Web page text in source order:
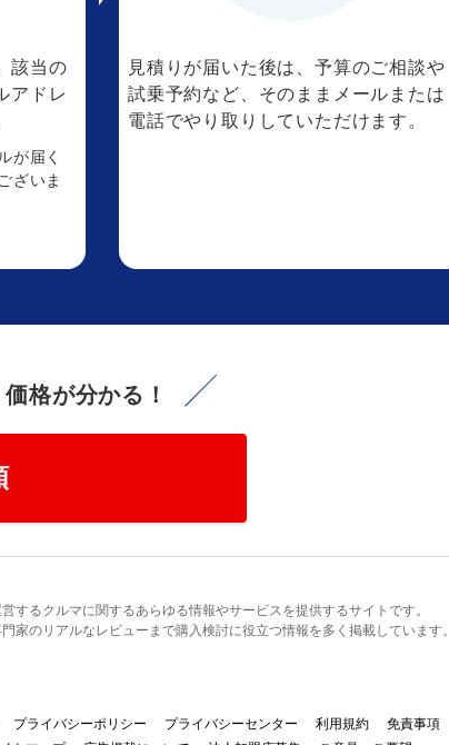
該当の
アドレ
が届く
ざいま
見積りが届いた後は、予算のご相談や
試乗予約など、そのままメールまたは
電話でやり取りしていただけます。
格が分かる！
するクルマに関するあらゆる情報やサービスを提供するサイトです。
家のリアルなレビューまで購入検討に役立つ情報を多く掲載しています。
プライバシーポリシー プライバシーセンター 利用規約
免責事項